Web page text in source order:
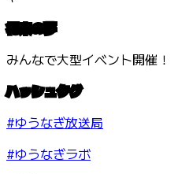
将来の夢
みんなで大型イベント開催！
ハッシュタグ
#ゆうなぎ放送局
#ゆうなぎラボ